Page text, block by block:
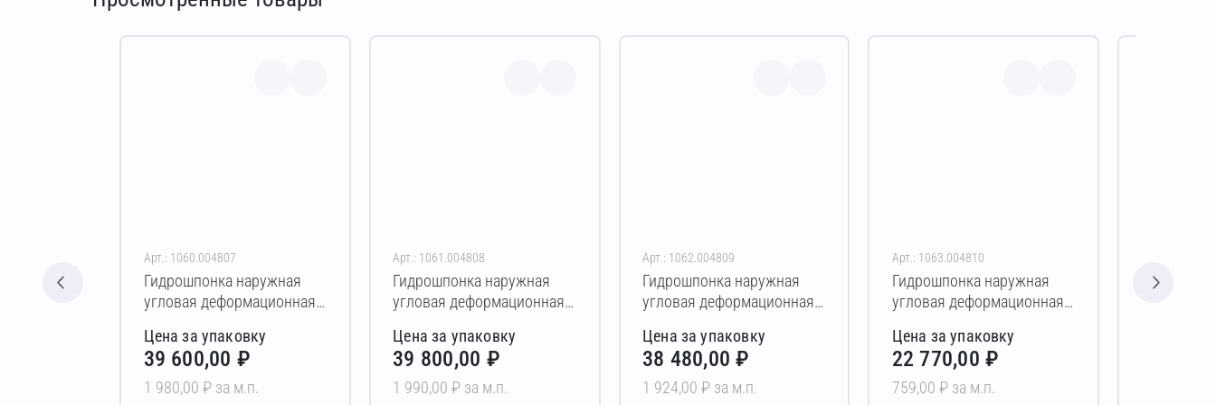
Арт.: 1060.004807
Гидрошпонка наружная
угловая деформационная
6/30 PVC 20 м
Цена за упаковку
39 600,00 ₽
1 980,00 ₽ за м.п.
Арт.: 1061.004808
Гидрошпонка наружная
угловая деформационная
6/30 PVC 20 м
Цена за упаковку
39 800,00 ₽
1 990,00 ₽ за м.п.
Арт.: 1062.004809
Гидрошпонка наружная
угловая деформационная
6/30 PVC 20 м
Цена за упаковку
38 480,00 ₽
1 924,00 ₽ за м.п.
Арт.: 1063.004810
Гидрошпонка наружная
угловая деформационная
УГЛ-220/020 TPE 30 м
Цена за упаковку
22 770,00 ₽
759,00 ₽ за м.п.